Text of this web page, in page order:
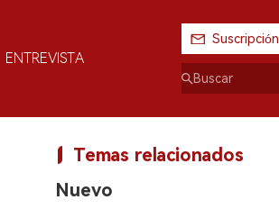
ENTREVISTA
Suscripción
Temas relacionados
Nuevo